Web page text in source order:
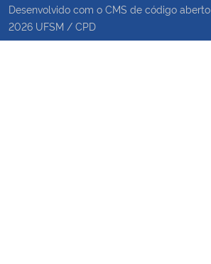
Desenvolvido com o CMS de código aberto
2026 UFSM / CPD